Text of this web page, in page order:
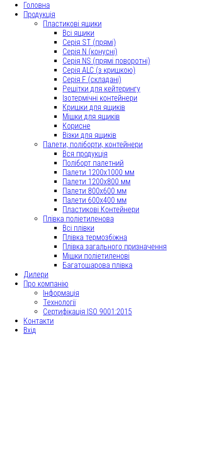
Головна
Продукція
Пластикові ящики
Всі ящики
Серія ST (прямі)
Серія N (конусні)
Серія NS (прямі поворотні)
Серія ALC (з кришкою)
Серія F (складані)
Решітки для кейтерингу
Ізотермічні контейнери
Кришки для ящиків
Мішки для ящиків
Корисне
Візки для ящиків
Палети, поліборти, контейнери
Вся продукція
Поліборт палетний
Палети 1200x1000 мм
Палети 1200x800 мм
Палети 800x600 мм
Палети 600x400 мм
Пластикові Контейнери
Плівка поліетиленова
Всі плівки
Плівка термозбіжна
Плівка загального призначення
Мішки поліетиленові
Багатошарова плівка
Дилери
Про компанію
Інформація
Технології
Сертифікація ISO 9001:2015
Контакти
Вхід